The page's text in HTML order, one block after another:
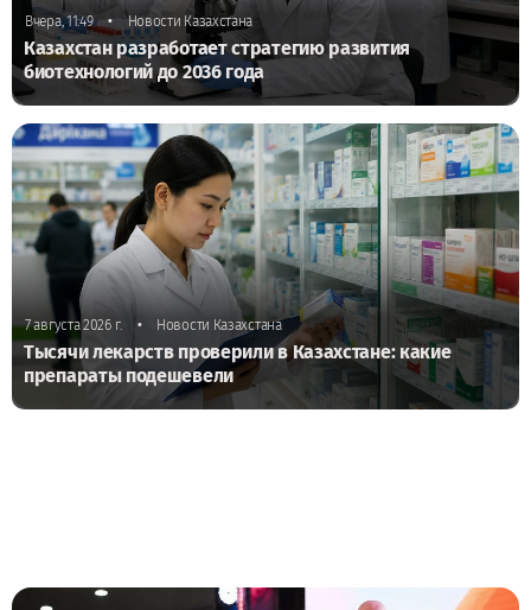
Вчера, 11:49 • Новости Казахстана
Казахстан разработает стратегию развития
биотехнологий до 2036 года
7 августа 2026 г. • Новости Казахстана
Тысячи лекарств проверили в Казахстане: какие
препараты подешевели